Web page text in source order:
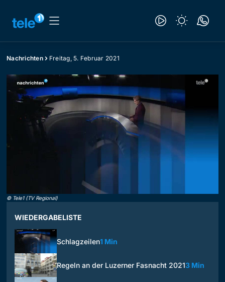
Nachrichten Freitag, 5. Februar 2021
© Tele1 (TV Regional)
WIEDERGABELISTE
Schlagzeilen1 Min
Regeln an der Luzerner Fasnacht 20213 Min